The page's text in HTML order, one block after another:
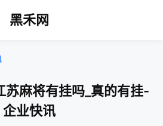
黑禾网
苏麻将有挂吗_真的有挂-
企业快讯